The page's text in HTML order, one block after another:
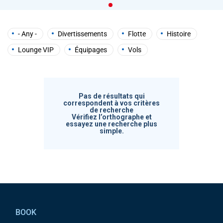
and
interact
with
the
content.
- Any - Divertissements Flotte
Histoire
Lounge VIP
Équipages Vols
Pas de résultats qui
correspondent à vos critères
de recherche
Vérifiez l’orthographe et
essayez une recherche plus
simple.
BOOK